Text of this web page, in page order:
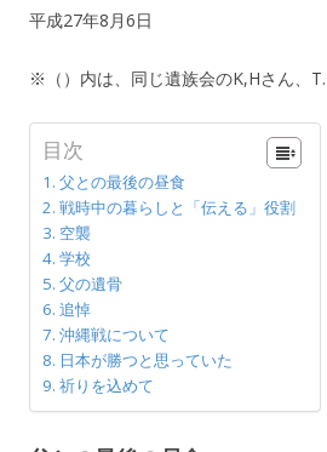
平成27年8月6日
※（）内は、同じ遺族会のK,Hさん、
目次
父との最後の昼食
戦時中の暮らしと「伝える」役割
空襲
学校
父の遺骨
追悼
沖縄戦について
日本が勝つと思っていた
祈りを込めて